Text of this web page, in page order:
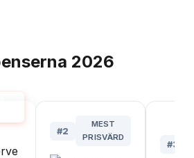
2026
#2
MEST
PRISVÄRD
#3